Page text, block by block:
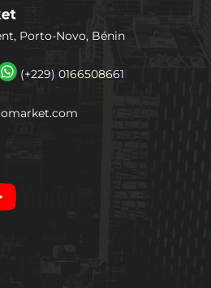
Porto-Novo, Bénin
(+229) 0166508661